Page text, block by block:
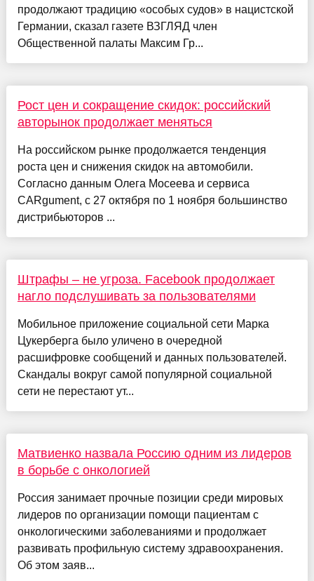
продолжают традицию «особых судов» в нацистской
Германии, сказал газете ВЗГЛЯД член
Общественной палаты Максим Гр...
Рост цен и сокращение скидок: российский
авторынок продолжает меняться
На российском рынке продолжается тенденция
роста цен и снижения скидок на автомобили.
Согласно данным Олега Мосеева и сервиса
CARgument, с 27 октября по 1 ноября большинство
дистрибьюторов ...
Штрафы – не угроза. Facebook продолжает
нагло подслушивать за пользователями
Мобильное приложение социальной сети Марка
Цукерберга было уличено в очередной
расшифровке сообщений и данных пользователей.
Скандалы вокруг самой популярной социальной
сети не перестают ут...
Матвиенко назвала Россию одним из лидеров
в борьбе с онкологией
Россия занимает прочные позиции среди мировых
лидеров по организации помощи пациентам с
онкологическими заболеваниями и продолжает
развивать профильную систему здравоохранения.
Об этом заяв...